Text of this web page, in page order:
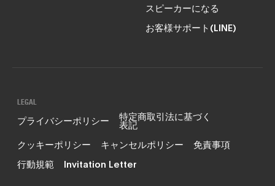
スピーカーになる
お客様サポート(LINE)
LEGAL
プライバシーポリシー 特定商取引法に基づく
表記
クッキーポリシー
キャンセルポリシー
免責事項
行動規範
Invitation Letter